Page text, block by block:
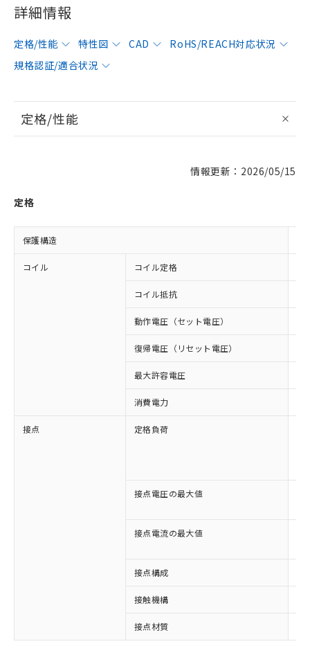
詳細情報
定格/性能 特性図 CAD
RoHS/REACH対応状況
規格認証/適合状況
定格/性能
情報更新：2026/05/15
定格
保護構造
コイル コイル定格
コイル抵抗
動作電圧（セット電圧）
復帰電圧（リセット電圧）
最大許容電圧
消費電力
接点 定格負荷
接点電圧の最大値
接点電流の最大値
接点構成
接触機構
接点材質
非含有に対応した製品が提供可能な商品で